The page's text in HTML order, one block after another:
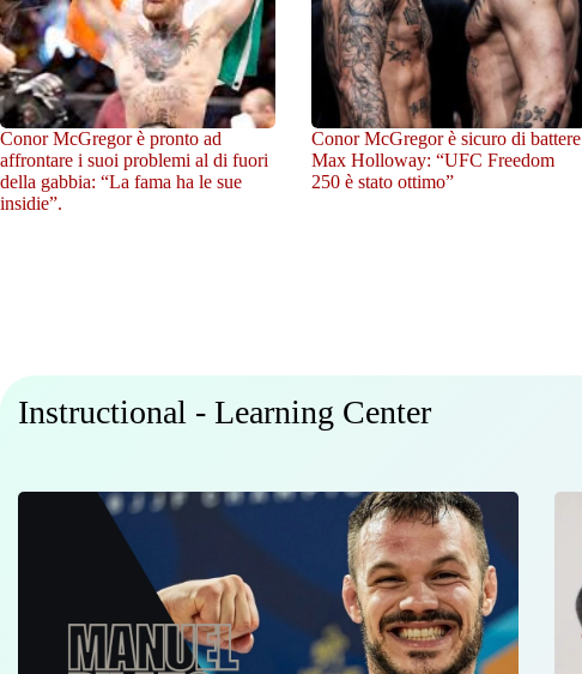
Conor McGregor è pronto ad
affrontare i suoi problemi al di fuori
della gabbia: “La fama ha le sue
insidie”.
Conor McGregor è sicuro di battere
Max Holloway: “UFC Freedom
250 è stato ottimo”
Instructional - Learning Center